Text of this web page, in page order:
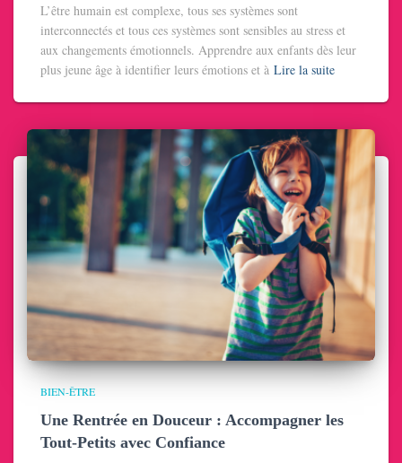
L’être humain est complexe, tous ses systèmes sont
interconnectés et tous ces systèmes sont sensibles au stress et
aux changements émotionnels. Apprendre aux enfants dès leur
plus jeune âge à identifier leurs émotions et à Lire la suite
BIEN-ÊTRE
Une Rentrée en Douceur : Accompagner les
Tout-Petits avec Confiance